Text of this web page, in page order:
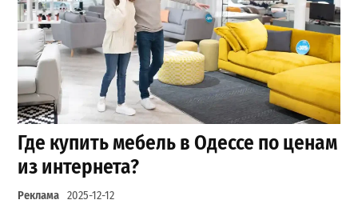
Где купить мебель в Одессе по ценам
из интернета?
Реклама 2025-12-12